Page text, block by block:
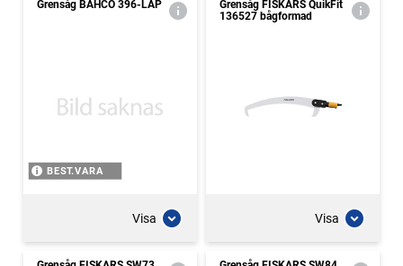
Grensåg BAHCO 396-LAP
BEST.VARA
Visa
Grensåg FISKARS QuikFit
136527 bågformad
Visa